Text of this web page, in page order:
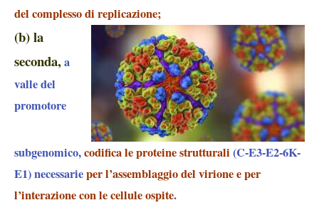
del complesso di replicazione;
(b) la
seconda,a
valle del
promotore
subgenomico,codifica le proteine strutturali (C-E3-E2-6K-
E1) necessarieper l’assemblaggio del virione e per
l’interazione con le cellule ospite.